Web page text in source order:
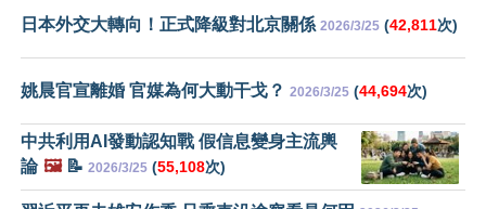
日本外交大轉向！正式降級對北京關係 2026/3/25 (42,811次)
姚晨官宣離婚 官媒為何大動干戈？ 2026/3/25 (44,694次)
中共利用AI發動認知戰 假信息變身主流輿
論 🖼️📝 2026/3/25 (55,108次)